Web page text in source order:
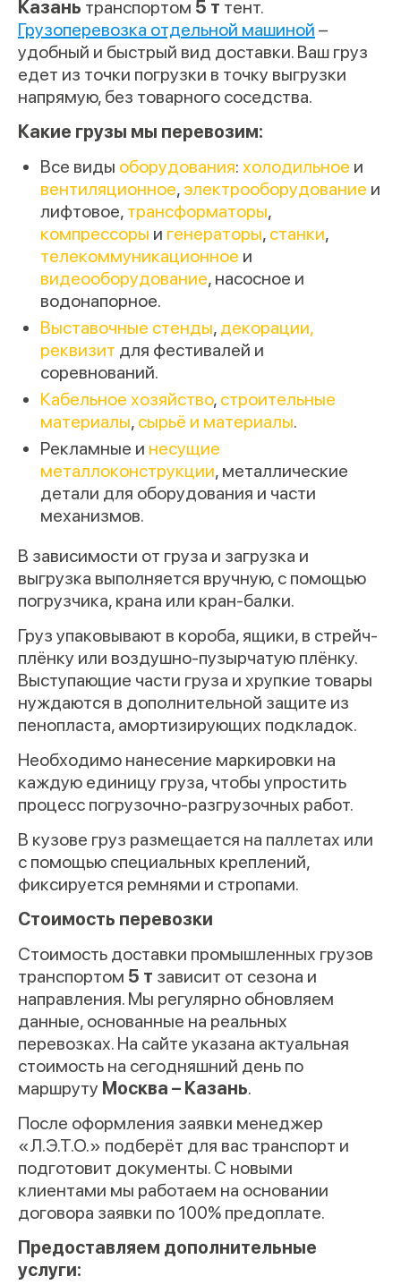
Казань транспортом 5 т тент.
Грузоперевозка отдельной машиной –
удобный и быстрый вид доставки. Ваш груз
едет из точки погрузки в точку выгрузки
напрямую, без товарного соседства.
Какие грузы мы перевозим:
Все виды оборудования: холодильное и
вентиляционное, электрооборудование и
лифтовое, трансформаторы,
компрессоры и генераторы, станки,
телекоммуникационное и
видеооборудование, насосное и
водонапорное.
Выставочные стенды, декорации,
реквизит для фестивалей и
соревнований.
Кабельное хозяйство, строительные
материалы, сырьё и материалы.
Рекламные и несущие
металлоконструкции, металлические
детали для оборудования и части
механизмов.
В зависимости от груза и загрузка и
выгрузка выполняется вручную, с помощью
погрузчика, крана или кран-балки.
Груз упаковывают в короба, ящики, в стрейч-
плёнку или воздушно-пузырчатую плёнку.
Выступающие части груза и хрупкие товары
нуждаются в дополнительной защите из
пенопласта, амортизирующих подкладок.
Необходимо нанесение маркировки на
каждую единицу груза, чтобы упростить
процесс погрузочно-разгрузочных работ.
В кузове груз размещается на паллетах или
с помощью специальных креплений,
фиксируется ремнями и стропами.
Стоимость перевозки
Стоимость доставки промышленных грузов
транспортом 5 т зависит от сезона и
направления. Мы регулярно обновляем
данные, основанные на реальных
перевозках. На сайте указана актуальная
стоимость на сегодняшний день по
маршруту Москва – Казань.
После оформления заявки менеджер
«Л.Э.Т.О.» подберёт для вас транспорт и
подготовит документы. С новыми
клиентами мы работаем на основании
договора заявки по 100% предоплате.
Предоставляем дополнительные
услуги: